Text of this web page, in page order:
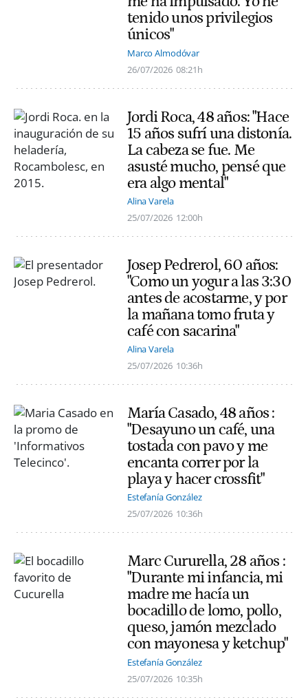
tenido unos privilegios
únicos"
Marco Almodóvar
26/07/2026 08:21h
Jordi Roca, 48 años: "Hace
15 años sufrí una distonía.
La cabeza se fue. Me
asusté mucho, pensé que
era algo mental"
Alina Varela
25/07/2026 12:00h
Josep Pedrerol, 60 años:
"Como un yogur a las 3:30
antes de acostarme, y por
la mañana tomo fruta y
café con sacarina"
Alina Varela
25/07/2026 10:36h
María Casado, 48 años :
"Desayuno un café, una
tostada con pavo y me
encanta correr por la
playa y hacer crossfit"
Estefanía González
25/07/2026 10:36h
Marc Cururella, 28 años :
"Durante mi infancia, mi
madre me hacía un
bocadillo de lomo, pollo,
queso, jamón mezclado
con mayonesa y ketchup"
Estefanía González
25/07/2026 10:35h